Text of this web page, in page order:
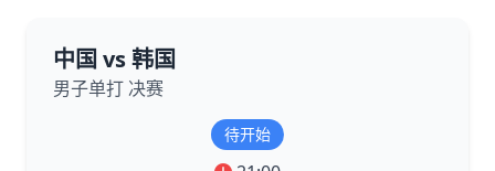
中国 vs 韩国
男子单打 决赛
待开始